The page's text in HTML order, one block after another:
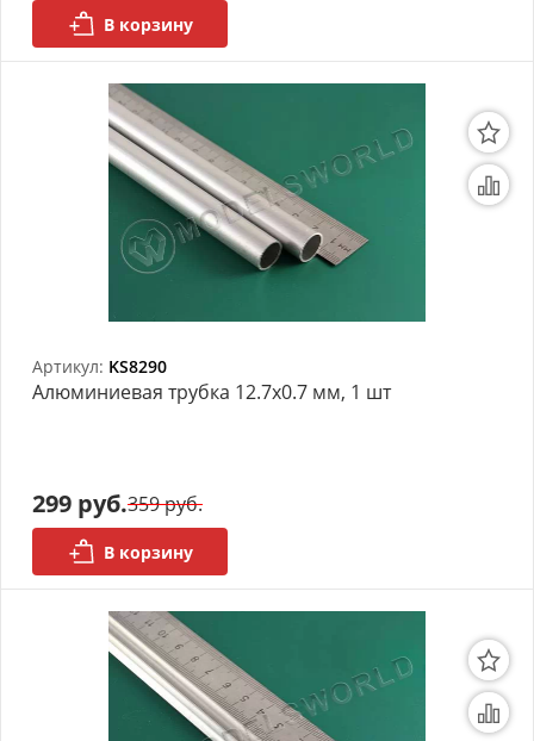
В корзину
Артикул: KS8290
Алюминиевая трубка 12.7x0.7 мм, 1 шт
299 руб.359 руб.
В корзину